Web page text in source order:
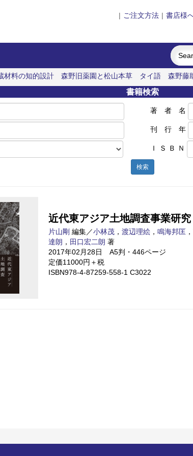
| ご注文方法 | 書店様
材料の知的設計 森野旧薬園と松山本草 タイ語 森野藤
書籍検索
著 者 名
刊 行 年
Ｉ Ｓ Ｂ Ｎ
検索
近代東アジア土地調査事業研究
片山剛 編集／小林茂 ， 渡辺理絵 ， 鳴海邦匡 ，
達朗 ， 田口宏二朗 著
2017年02月28日 A5判・446ページ
定価11000円＋税
ISBN978-4-87259-558-1 C3022